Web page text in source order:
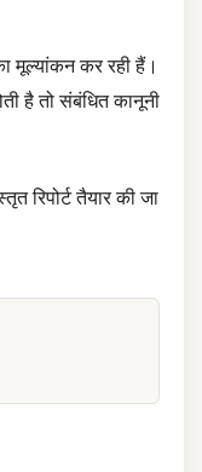
मूल्यांकन कर रही हैं।
है तो संबंधित कानूनी
रिपोर्ट तैयार की जा